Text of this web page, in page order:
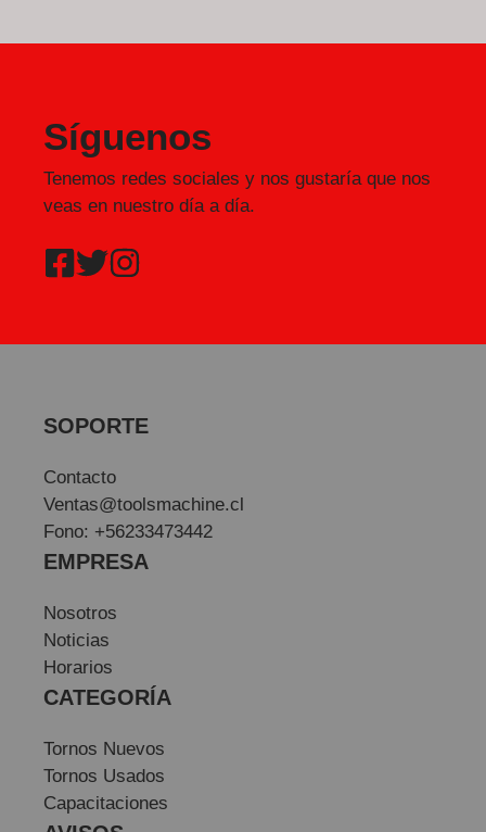
Síguenos
Tenemos redes sociales y nos gustaría que nos
veas en nuestro día a día.
SOPORTE
Contacto
Ventas@toolsmachine.cl
Fono: +56233473442
EMPRESA
Nosotros
Noticias
Horarios
CATEGORÍA
Tornos Nuevos
Tornos Usados
Capacitaciones